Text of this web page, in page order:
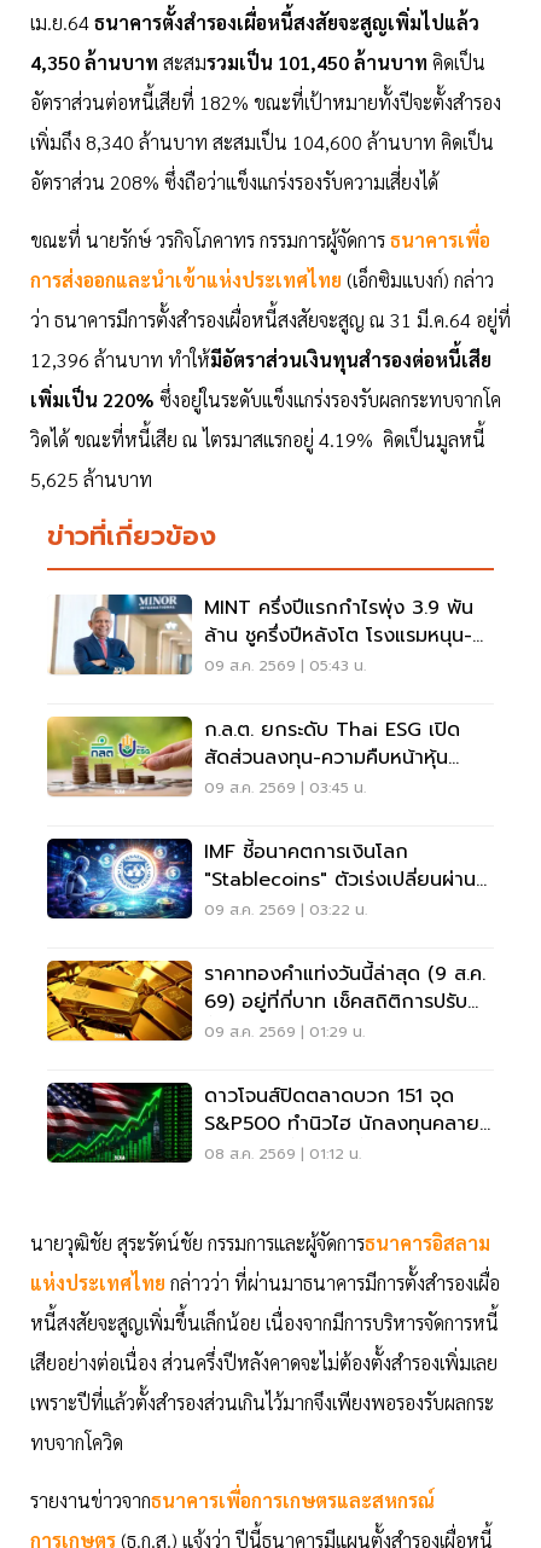
เม.ย.64ธนาคารตั้งสำรองเผื่อหนี้สงสัยจะสูญเพิ่มไปแล้ว
4,350 ล้านบาท สะสมรวมเป็น 101,450 ล้านบาท คิดเป็น
อัตราส่วนต่อหนี้เสียที่ 182% ขณะที่เป้าหมายทั้งปีจะตั้งสำรอง
เพิ่มถึง 8,340 ล้านบาท สะสมเป็น 104,600 ล้านบาท คิดเป็น
อัตราส่วน 208% ซึ่งถือว่าแข็งแกร่งรองรับความเสี่ยงได้
ขณะที่ นายรักษ์ วรกิจโภคาทร กรรมการผู้จัดการธนาคารเพื่อ
การส่งออกและนำเข้าแห่งประเทศไทย (เอ็กซิมแบงก์) กล่าว
ว่า ธนาคารมีการตั้งสำรองเผื่อหนี้สงสัยจะสูญ ณ 31 มี.ค.64 อยู่ที่
12,396 ล้านบาท ทำให้มีอัตราส่วนเงินทุนสำรองต่อหนี้เสีย
เพิ่มเป็น 220% ซึ่งอยู่ในระดับแข็งแกร่งรองรับผลกระทบจากโค
วิดได้ ขณะที่หนี้เสีย ณ ไตรมาสแรกอยู่ 4.19% คิดเป็นมูลหนี้
5,625 ล้านบาท
ข่าวที่เกี่ยวข้อง
MINT ครึ่งปีแรกกำไรพุ่ง 3.9 พัน
ล้าน ชูครึ่งปีหลังโต โรงแรมหนุน-
ลุยลดภาระหนี้
09 ส.ค. 2569 | 05:43 น.
ก.ล.ต. ยกระดับ Thai ESG เปิด
สัดส่วนลงทุน-ความคืบหน้าหุ้น
JUMP+
09 ส.ค. 2569 | 03:45 น.
IMF ชี้อนาคตการเงินโลก
"Stablecoins" ตัวเร่งเปลี่ยนผ่าน
ระบบชำระเงิน
09 ส.ค. 2569 | 03:22 น.
ราคาทองคำแท่งวันนี้ล่าสุด (9 ส.ค.
69) อยู่ที่กี่บาท เช็คสถิติการปรับ
ขึ้น-ลง
09 ส.ค. 2569 | 01:29 น.
ดาวโจนส์ปิดตลาดบวก 151 จุด
S&P500 ทำนิวไฮ นักลงทุนคลาย
กังวลเฟดขึ้นดอกเบี้ย
08 ส.ค. 2569 | 01:12 น.
นายวุฒิชัย สุระรัตน์ชัย กรรมการและผู้จัดการธนาคารอิสลาม
แห่งประเทศไทย กล่าวว่า ที่ผ่านมาธนาคารมีการตั้งสำรองเผื่อ
หนี้สงสัยจะสูญเพิ่มขึ้นเล็กน้อย เนื่องจากมีการบริหารจัดการหนี้
เสียอย่างต่อเนื่อง ส่วนครึ่งปีหลังคาดจะไม่ต้องตั้งสำรองเพิ่มเลย
เพราะปีที่แล้วตั้งสำรองส่วนเกินไว้มากจึงเพียงพอรองรับผลกระ
ทบจากโควิด
รายงานข่าวจากธนาคารเพื่อการเกษตรและสหกรณ์
การเกษตร(ธ.ก.ส.) แจ้งว่า ปีนี้ธนาคารมีแผนตั้งสำรองเผื่อหนี้